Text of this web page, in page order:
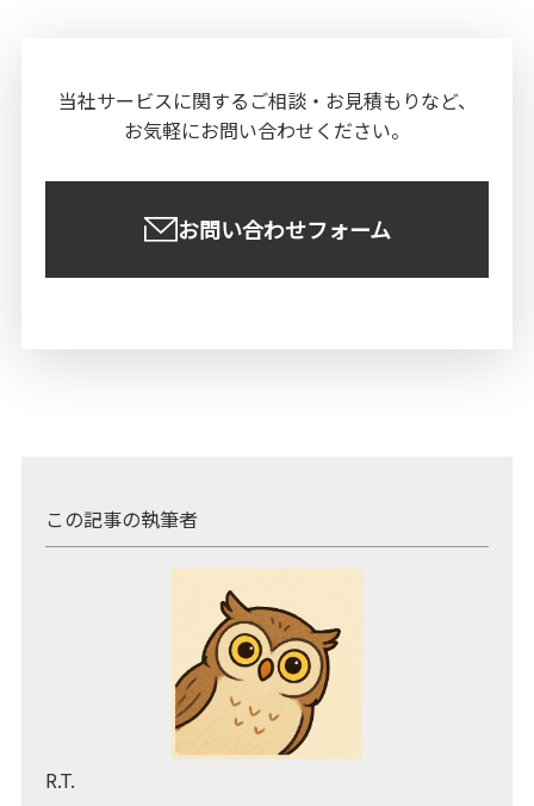
当社サービスに関する ご相談・お見積もりなど、
お気軽にお問い合わせください。
お問い合わせフォーム
この記事の執筆者
R.T.